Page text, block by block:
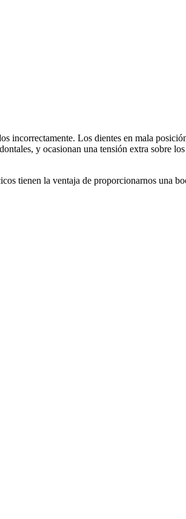
incorrectamente. Los dientes en mala
y ocasionan una tensión extra sobre
tienen la ventaja de proporcionarnos una